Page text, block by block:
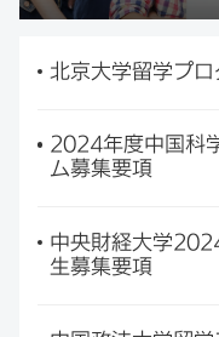
北京大学留学プ
2024年度中国科
ム募集要項
中央財経大学
生募集要項